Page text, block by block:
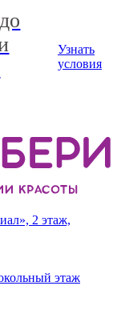
Узнать
условия
2 этаж,
этаж